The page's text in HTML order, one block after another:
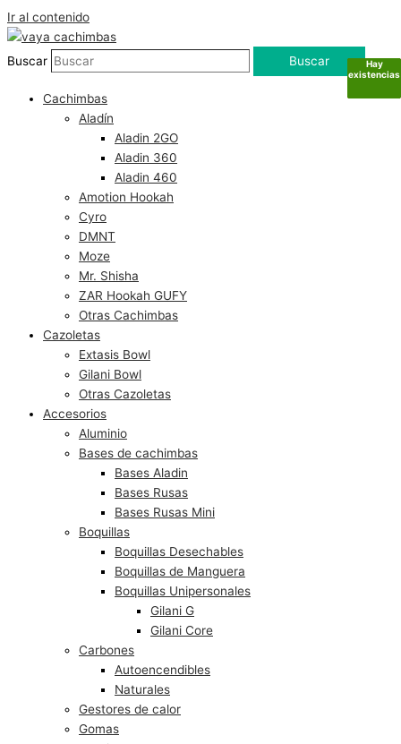
Ir al contenido
Buscar Buscar
Cachimbas
Aladín
Aladin 2GO
Aladin 360
Aladin 460
Amotion Hookah
Cyro
DMNT
Moze
Mr. Shisha
ZAR Hookah GUFY
Otras Cachimbas
Cazoletas
Extasis Bowl
Gilani Bowl
Otras Cazoletas
Accesorios
Aluminio
Bases de cachimbas
Bases Aladin
Bases Rusas
Bases Rusas Mini
Boquillas
Boquillas Desechables
Boquillas de Manguera
Boquillas Unipersonales
Gilani G
Gilani Core
Carbones
Autoencendibles
Naturales
Gestores de calor
Gomas
Sin
existencias
Hay
existencias
Hay
existencias
Hay
existencias